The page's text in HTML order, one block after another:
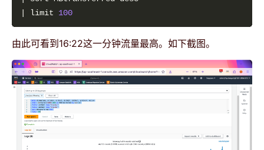
| limit 100
由此可看到16:22这一分钟流量最高。如下截图。